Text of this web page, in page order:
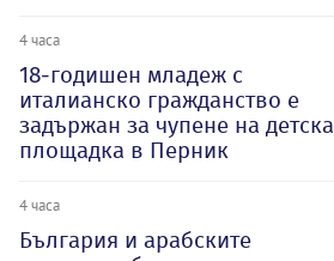
4 часа
18-годишен младеж с
италианско гражданство е
задържан за чупене на детска
площадка в Перник
4 часа
България и арабските